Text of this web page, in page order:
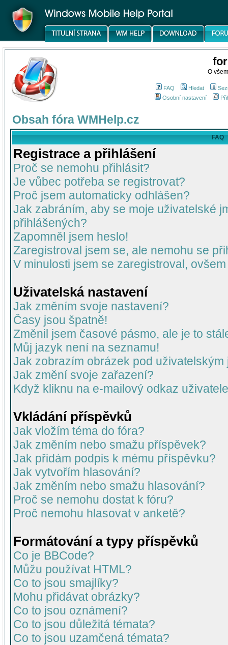
O
FAQ Hledat
Osobní nastavení
Obsah fóra WMHelp.cz
FAQ
Registrace a přihlášení
Proč se nemohu přihlásit?
Je vůbec potřeba se registrovat?
Proč jsem automaticky odhlášen?
Jak zabráním, aby se moje uživatelské
přihlášených?
Zapomněl jsem heslo!
Zaregistroval jsem se, ale nemohu se
V minulosti jsem se zaregistroval,
Uživatelská nastavení
Jak změním svoje nastavení?
Časy jsou špatně!
Změnil jsem časové pásmo, ale je to
Můj jazyk není na seznamu!
Jak zobrazím obrázek pod uživatelským
Jak změní svoje zařazení?
Když kliknu na e-mailový odkaz
Vkládání příspěvků
Jak vložím téma do fóra?
Jak změním nebo smažu příspěvek?
Jak přidám podpis k mému příspěvku?
Jak vytvořím hlasování?
Jak změním nebo smažu hlasování?
Proč se nemohu dostat k fóru?
Proč nemohu hlasovat v anketě?
Formátování a typy příspěvků
Co je BBCode?
Můžu používat HTML?
Co to jsou smajlíky?
Mohu přidávat obrázky?
Co to jsou oznámení?
Co to jsou důležitá témata?
Co to jsou uzamčená témata?